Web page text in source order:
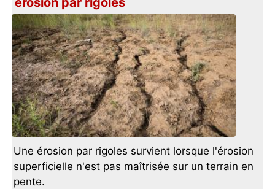
Une érosion par rigoles survient lorsque l'érosion
superficielle n'est pas maîtrisée sur un terrain en
pente.